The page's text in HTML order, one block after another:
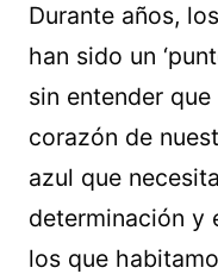
Durante años,
han sido un
sin entender
corazón de
azul que
determinación y
los que